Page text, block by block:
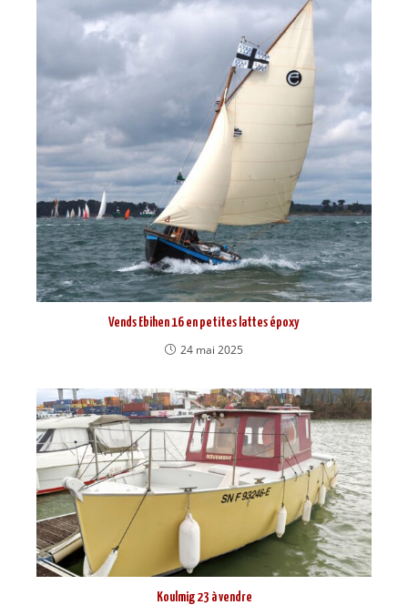
Vends Ebihen 16 en petites lattes époxy
24 mai 2025
Koulmig 23 à vendre